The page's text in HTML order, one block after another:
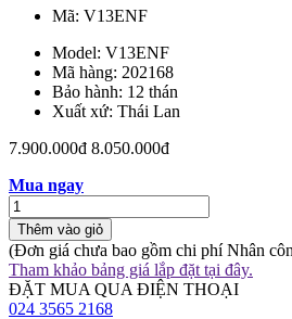
Mã: V13ENF
Model: V13ENF
Mã hàng: 202168
Bảo hành: 12 thán
Xuất xứ: Thái Lan
7.900.000đ 8.050.000đ
Mua ngay
Thêm vào giỏ
(Đơn giá chưa bao gồm chi phí Nhân
Tham khảo bảng giá lắp đặt tại đây.
ĐẶT MUA QUA ĐIỆN THOẠI
024 3565 2168